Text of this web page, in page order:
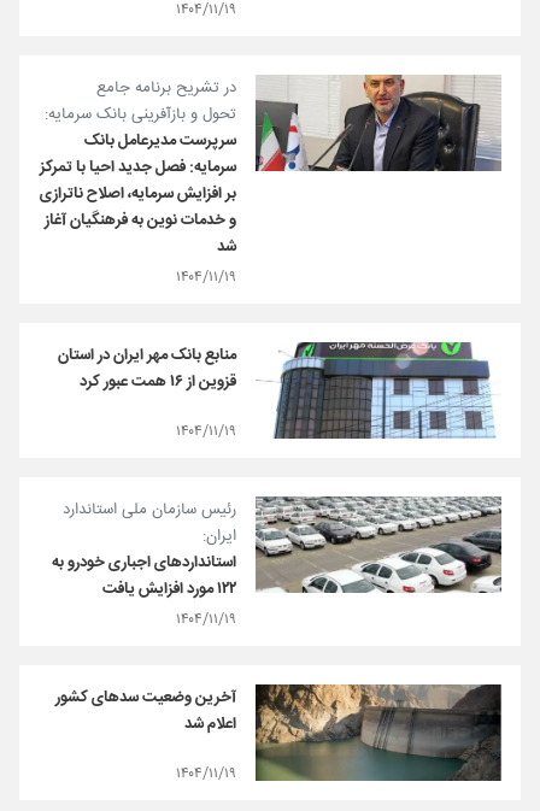
۱۴۰۴/۱۱/۱۹
در تشریح برنامه جامع
تحول و بازآفرینی بانک سرمایه:
سرپرست مدیرعامل بانک
سرمایه: فصل جدید احیا با تمرکز
بر افزایش سرمایه، اصلاح ناترازی
و خدمات نوین به فرهنگیان آغاز
شد
۱۴۰۴/۱۱/۱۹
منابع بانک مهر ایران در استان
قزوین از ۱۶ همت عبور کرد
۱۴۰۴/۱۱/۱۹
رئیس سازمان ملی استاندارد
ایران:
استانداردهای اجباری خودرو به
۱۲۲ مورد افزایش یافت
۱۴۰۴/۱۱/۱۹
آخرین وضعیت سدهای کشور
اعلام شد
۱۴۰۴/۱۱/۱۹